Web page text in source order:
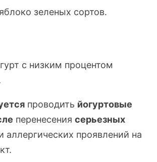
зеленых сортов.
с низким процентом
проводить йогуртовые
перенесения серьезных
аллергических проявлений на